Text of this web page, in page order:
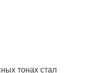
тонах стал